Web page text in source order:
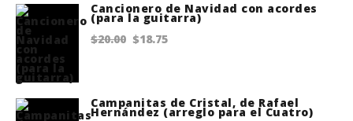
was:
$20.00.
is:
Cancionero de Navidad con acordes
(para la guitarra)
$20.00 Original
$20.00.
$18.75
$18.75.
Campanitas de Cristal, de Rafael
Hernández (arreglo para el Cuatro)